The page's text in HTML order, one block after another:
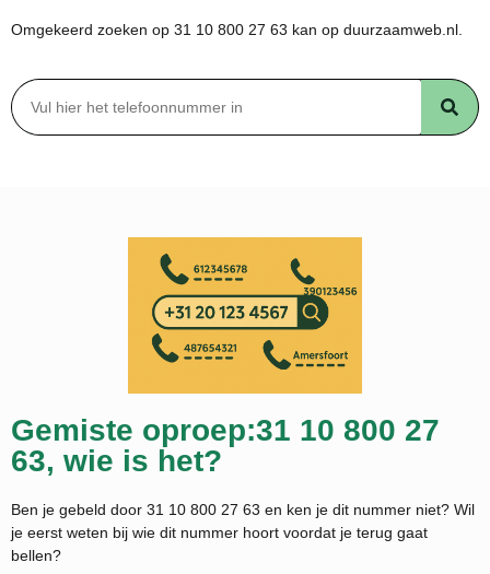
Omgekeerd zoeken op 31 10 800 27 63 kan op duurzaamweb.nl.
Gemiste oproep:31 10 800 27
63, wie is het?
Ben je gebeld door 31 10 800 27 63 en ken je dit nummer niet? Wil
je eerst weten bij wie dit nummer hoort voordat je terug gaat
bellen?